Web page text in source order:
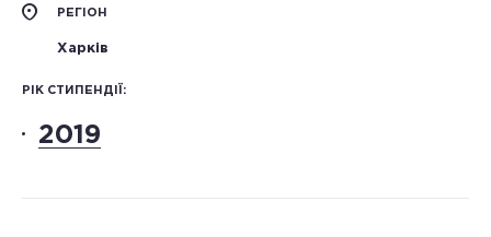
РЕГІОН
Харків
РІК СТИПЕНДІЇ:
2019